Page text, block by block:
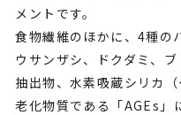
メントです。
食物繊維のほかに、4種の
ウサンザシ、ドクダミ、
抽出物、水素吸蔵シリカ（
老化物質である「AGEs」